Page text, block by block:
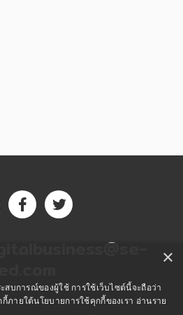
×
สบการณ์ของผู้ใช้ การใช้เว็บไซต์นี้จะถือว่า
ายใต้นโยบายการใช้คุกกี้ของเรา อ่านราย